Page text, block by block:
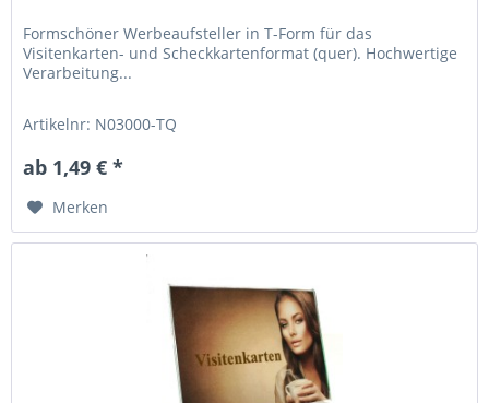
Formschöner Werbeaufsteller in T-Form für das
Visitenkarten- und Scheckkartenformat (quer). Hochwertige
Verarbeitung...
Artikelnr: N03000-TQ
ab 1,49 € *
Merken